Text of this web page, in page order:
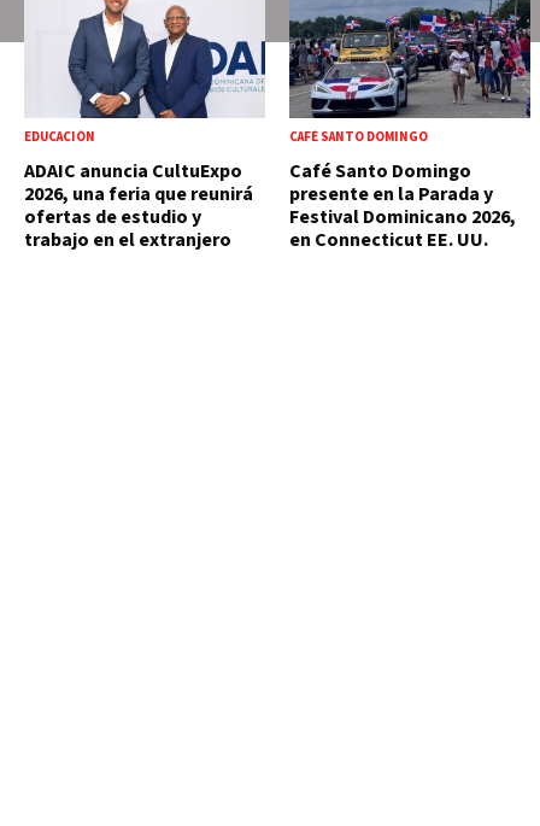
EDUCACIÓN
ADAIC anuncia CultuExpo
2026, una feria que reunirá
ofertas de estudio y
trabajo en el extranjero
CAFÉ SANTO DOMINGO
Café Santo Domingo
presente en la Parada y
Festival Dominicano 2026,
en Connecticut EE. UU.